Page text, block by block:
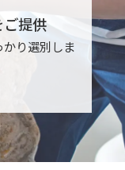
提供
り選別しま